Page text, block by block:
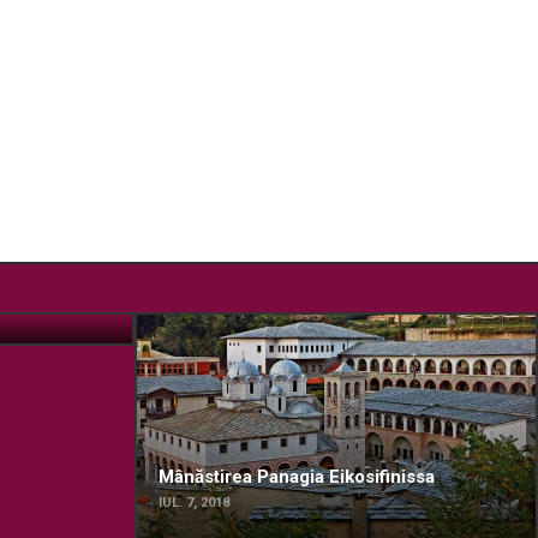
Mânăstirea Panagia Eikosifinissa
IUL. 7, 2018